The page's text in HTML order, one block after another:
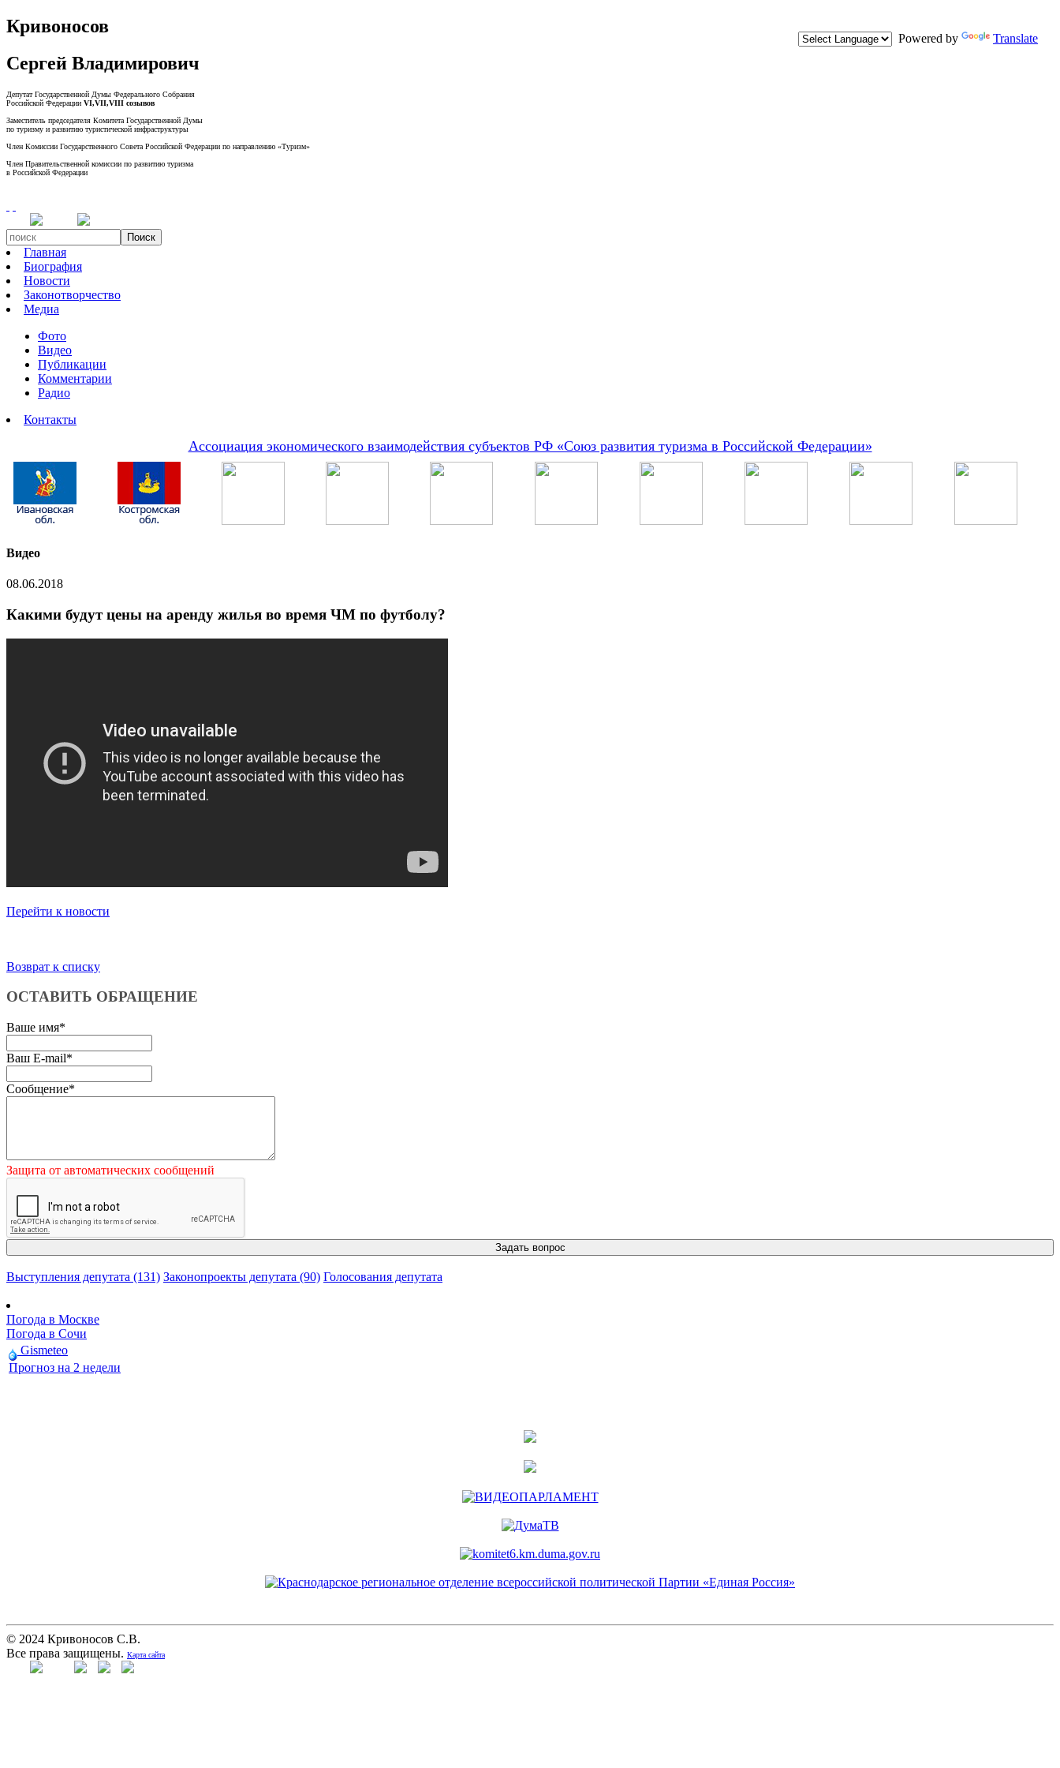
Powered by Translate
Кривоносов
Сергей Владимирович
Депутат Государственной Думы Федерального Собрания
Российской Федерации VI,VII,VIII созывов
Заместитель председателя Комитета Государственной Думы
по туризму и развитию туристической инфраструктуры
Член Комиссии Государственного Совета Российской Федерации по направлению «Туризм»
Член Правительственной комиссии по развитию туризма
в Российской Федерации
Поиск
Главная
Биография
Новости
Законотворчество
Медиа
Фото
Видео
Публикации
Комментарии
Радио
Контакты
Ассоциация экономического взаимодействия субъектов РФ «Союз развития туризма в Российской Федерации»
Видео
08.06.2018
Какими будут цены на аренду жилья во время ЧМ по футболу?
Перейти к новости
Возврат к списку
ОСТАВИТЬ ОБРАЩЕНИЕ
Ваше имя*
Ваш E-mail*
Сообщение*
Защита от автоматических сообщений
Выступления депутата (131) Законопроекты депутата (90) Голосования депутата
Погода в Москве
Погода в Сочи
Gismeteo
Прогноз на 2 недели
© 2024 Кривоносов С.В.
Все права защищены. Карта сайта